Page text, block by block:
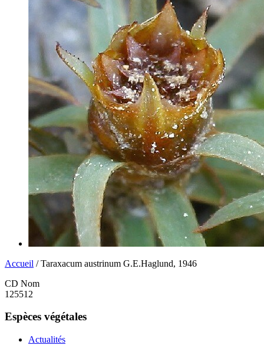
Accueil / Taraxacum austrinum G.E.Haglund, 1946
CD Nom
125512
Espèces végétales
Actualités